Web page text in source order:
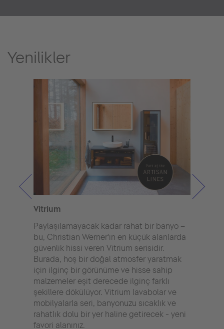
Yenilikler
Vitrium
Paylaşılamayacak kadar rahat bir banyo –
bu, Christian Werner'ın en küçük alanlarda
güvenlik hissi veren Vitrium serisidir.
Burada, hoş bir doğal atmosfer yaratmak
için ilginç bir görünüme ve hisse sahip
malzemeler eşit derecede ilginç farklı
şekillere dökülüyor. Vitrium lavabolar ve
mobilyalarla seri, banyonuzu sıcaklık ve
rahatlık dolu bir yer haline getirecek - yeni
favori alanınız.